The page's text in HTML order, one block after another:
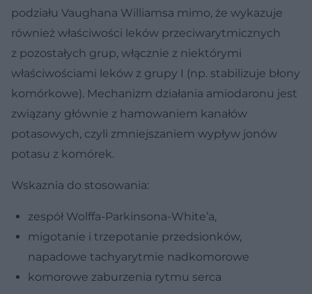
podziału Vaughana Williamsa mimo, że wykazuje
również właściwości leków przeciwarytmicznych
z pozostałych grup, włącznie z niektórymi
właściwościami leków z grupy I (np. stabilizuje błony
komórkowe). Mechanizm działania amiodaronu jest
związany głównie z hamowaniem kanałów
potasowych, czyli zmniejszaniem wypływ jonów
potasu z komórek.
Wskaznia do stosowania:
zespół Wolffa-Parkinsona-White’a,
migotanie i trzepotanie przedsionków,
napadowe tachyarytmie nadkomorowe
komorowe zaburzenia rytmu serca